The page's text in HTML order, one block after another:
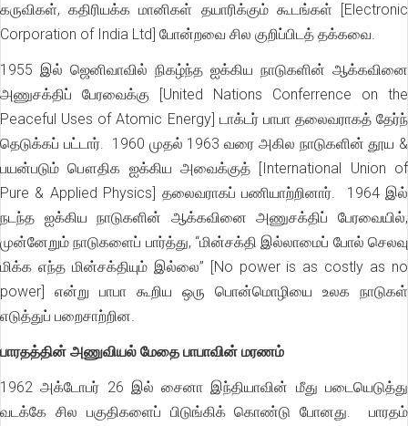
கருவிகள், கதிரியக்க மானிகள் தயாரிக்கும் கூடங்கள் [Electronic
Corporation of India Ltd] போன்றவை சில குறிப்பிடத் தக்கவை.
1955 இல் ஜெனிவாவில் நிகழ்ந்த ஐக்கிய நாடுகளின் ஆக்கவினை
அணுசக்திப் பேரவைக்கு [United Nations Conferrence on the
Peaceful Uses of Atomic Energy] டாக்டர் பாபா தலைவராகத் தேர்ந்
தெடுக்கப் பட்டார். 1960 முதல் 1963 வரை அகில நாடுகளின் தூய &
பயன்படும் பௌதிக ஐக்கிய அவைக்குத் [International Union of
Pure & Applied Physics] தலைவராகப் பணியாற்றினார். 1964 இல்
நடந்த ஐக்கிய நாடுகளின் ஆக்கவினை அணுசக்திப் பேரவையில்,
முன்னேறும் நாடுகளைப் பார்த்து, “மின்சக்தி இல்லாமைப் போல் செலவு
மிக்க எந்த மின்சக்தியும் இல்லை” [No power is as costly as no
power] என்று பாபா கூறிய ஒரு பொன்மொழியை உலக நாடுகள்
எடுத்துப் பறைசாற்றின.
பாரதத்தின் அணுவியல் மேதை பாபாவின் மரணம்
1962 அக்டோபர் 26 இல் சைனா இந்தியாவின் மீது படையெடுத்து
வடக்கே சில பகுதிகளைப் பிடுங்கிக் கொண்டு போனது. பாரதம்